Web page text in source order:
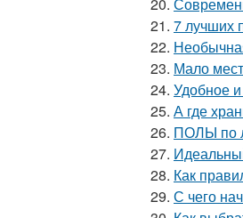
21. 7 лучших
22.
23. Мало
24. Удобное
25. А где
26. ПОЛЫ по
27.
28. Как
29. С чего